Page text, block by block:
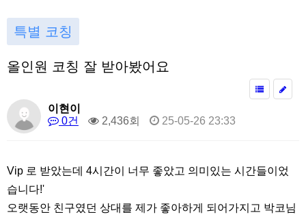
특별 코칭
올인원 코칭 잘 받아봤어요
이현이
0건
2,436회 25-05-26 23:33
Vip 로 받았는데 4시간이 너무 좋았고 의미있는 시간들이었
습니다!'
오랫동안 친구였던 상대를 제가 좋아하게 되어가지고 박코님